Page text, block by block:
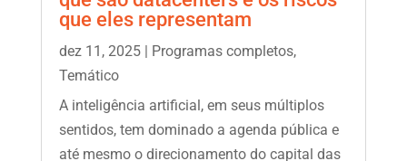
que eles representam
dez 11, 2025| Programas completos,
Temático
A inteligência artificial, em seus múltiplos
sentidos, tem dominado a agenda pública e
até mesmo o direcionamento do capital das